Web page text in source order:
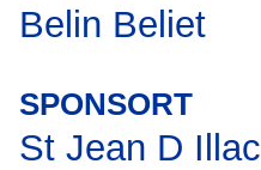
Belin Beliet
SPONSORT
St Jean D Illac